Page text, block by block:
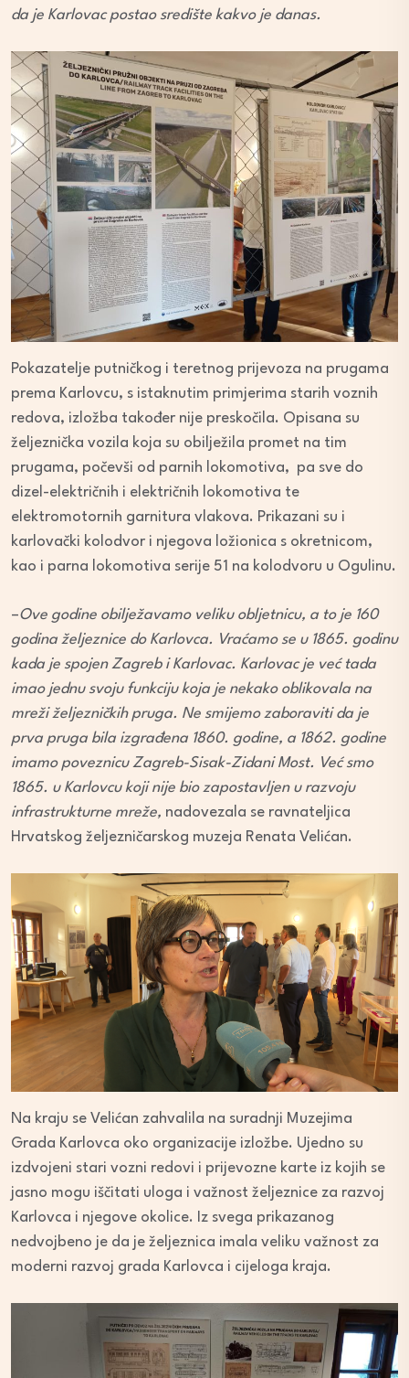
da je Karlovac postao središte kakvo je danas.
Pokazatelje putničkog i teretnog prijevoza na prugama
prema Karlovcu, s istaknutim primjerima starih voznih
redova, izložba također nije preskočila. Opisana su
željeznička vozila koja su obilježila promet na tim
prugama, počevši od parnih lokomotiva, pa sve do
dizel-električnih i električnih lokomotiva te
elektromotornih garnitura vlakova. Prikazani su i
karlovački kolodvor i njegova ložionica s okretnicom,
kao i parna lokomotiva serije 51 na kolodvoru u Ogulinu.
–Ove godine obilježavamo veliku obljetnicu, a to je 160
godina željeznice do Karlovca. Vraćamo se u 1865. godinu
kada je spojen Zagreb i Karlovac. Karlovac je već tada
imao jednu svoju funkciju koja je nekako oblikovala na
mreži željezničkih pruga. Ne smijemo zaboraviti da je
prva pruga bila izgrađena 1860. godine, a 1862. godine
imamo poveznicu Zagreb-Sisak-Zidani Most. Već smo
1865. u Karlovcu koji nije bio zapostavljen u razvoju
infrastrukturne mreže, nadovezala se ravnateljica
Hrvatskog željezničarskog muzeja Renata Velićan.
Na kraju se Velićan zahvalila na suradnji Muzejima
Grada Karlovca oko organizacije izložbe. Ujedno su
izdvojeni stari vozni redovi i prijevozne karte iz kojih se
jasno mogu iščitati uloga i važnost željeznice za razvoj
Karlovca i njegove okolice. Iz svega prikazanog
nedvojbeno je da je željeznica imala veliku važnost za
moderni razvoj grada Karlovca i cijeloga kraja.